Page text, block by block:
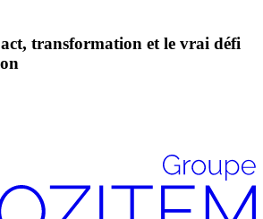
transformation et le vrai défi